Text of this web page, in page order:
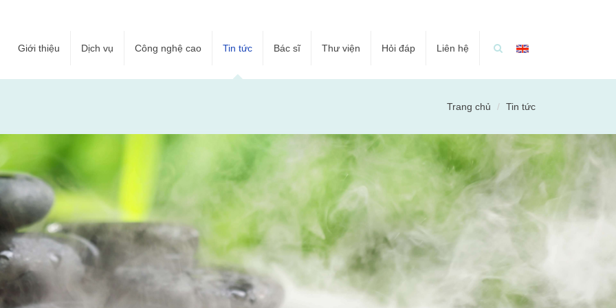
Giới thiệu Dịch vụ Công nghệ cao Tin tức Bác sĩ Thư viện Hỏi đáp Liên hệ
Trang chủ Tin tức